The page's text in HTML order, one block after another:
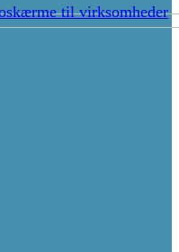
til virksomheder